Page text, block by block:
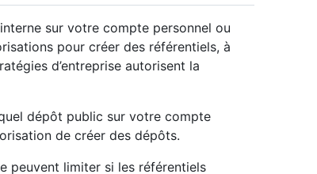
sur votre compte personnel ou
pour créer des référentiels, à
d’entreprise autorisent la
dépôt public sur votre compte
de créer des dépôts.
peuvent limiter si les référentiels